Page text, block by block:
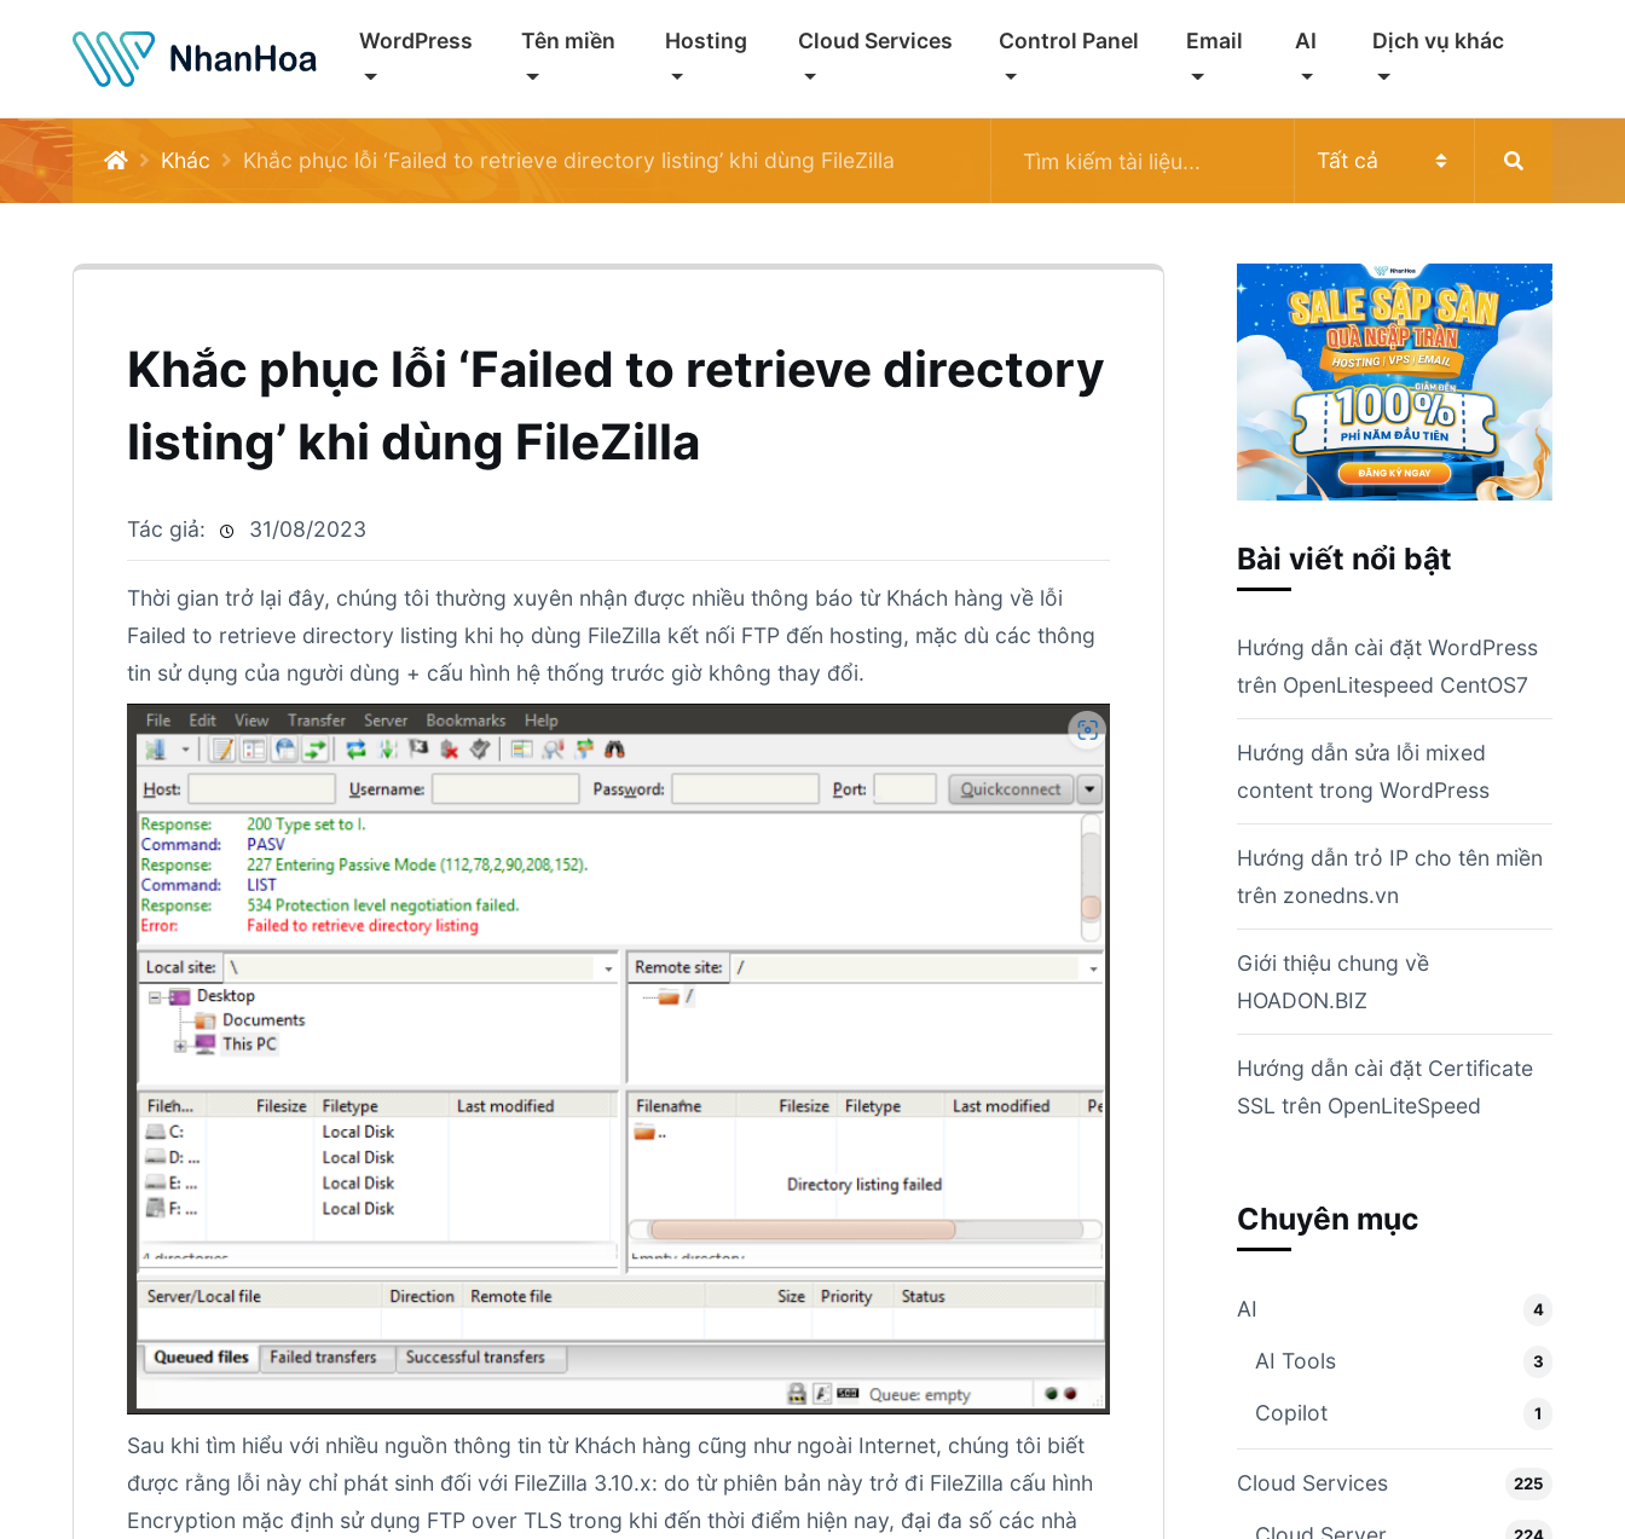
WordPress Tên miền Hosting Cloud Services Control Panel Email AI Dịch vụ khác
Khác Khắc phục lỗi ‘Failed to retrieve directory listing’ khi dùng FileZilla
Khắc phục lỗi ‘Failed to retrieve directory
listing’ khi dùng FileZilla
Tác giả: 31/08/2023
Thời gian trở lại đây, chúng tôi thường xuyên nhận được nhiều thông báo từ Khách hàng về lỗi
Failed to retrieve directory listing khi họ dùng FileZilla kết nối FTP đến hosting, mặc dù các thông
tin sử dụng của người dùng + cấu hình hệ thống trước giờ không thay đổi.
Sau khi tìm hiểu với nhiều nguồn thông tin từ Khách hàng cũng như ngoài Internet, chúng tôi biết
được rằng lỗi này chỉ phát sinh đối với FileZilla 3.10.x: do từ phiên bản này trở đi FileZilla cấu hình
Encryption mặc định sử dụng FTP over TLS trong khi đến thời điểm hiện nay, đại đa số các nhà
Bài viết nổi bật
Hướng dẫn cài đặt WordPress
trên OpenLitespeed CentOS7
Hướng dẫn sửa lỗi mixed
content trong WordPress
Hướng dẫn trỏ IP cho tên miền
trên zonedns.vn
Giới thiệu chung về
HOADON.BIZ
Hướng dẫn cài đặt Certificate
SSL trên OpenLiteSpeed
Chuyên mục
AI 4
AI Tools 3
Copilot 1
Cloud Services 225